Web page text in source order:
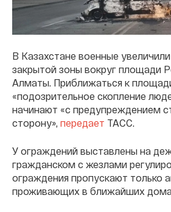
В Казахстане военные
закрытой зоны вокруг площади
Алматы. Приближаться к
«подозрительное скопление
начинают «с предупреждением
сторону», передает ТАСС.
У ограждений выставлены на
гражданском с жезлами
ограждения пропускают только
проживающих в ближайших